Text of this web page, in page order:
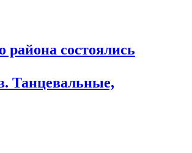
состоялись
Танцевальные,